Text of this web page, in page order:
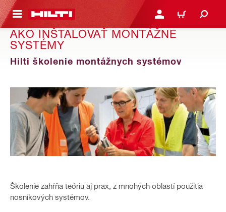
HLAVNÝ OBSAH PRIHLÁSIŤ ALEBO
KOŠÍK
AKO INŠTALOVAŤ MONTÁŽNE
SYSTÉMY
Hilti školenie montážnych systémov
Školenie zahŕňa teóriu aj prax, z mnohých oblastí použitia
nosníkových systémov.